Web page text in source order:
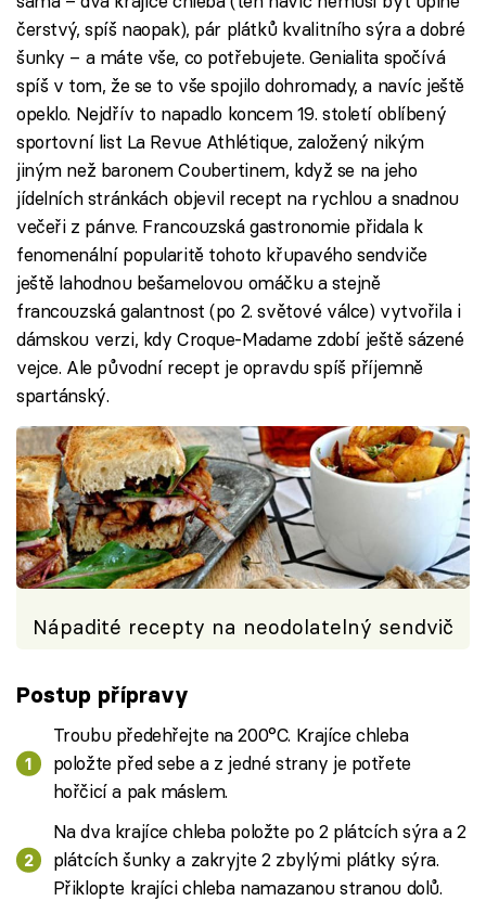
čerstvý, spíš naopak), pár plátků kvalitního sýra a dobré
šunky – a máte vše, co potřebujete. Genialita spočívá
spíš v tom, že se to vše spojilo dohromady, a navíc ještě
opeklo. Nejdřív to napadlo koncem 19. století oblíbený
sportovní list La Revue Athlétique, založený nikým
jiným než baronem Coubertinem, když se na jeho
jídelních stránkách objevil recept na rychlou a snadnou
večeři z pánve. Francouzská gastronomie přidala k
fenomenální popularitě tohoto křupavého sendviče
ještě lahodnou bešamelovou omáčku a stejně
francouzská galantnost (po 2. světové válce) vytvořila i
dámskou verzi, kdy Croque-Madame zdobí ještě sázené
vejce. Ale původní recept je opravdu spíš příjemně
spartánský.
Nápadité recepty na neodolatelný sendvič
Postup přípravy
Troubu předehřejte na 200°C. Krajíce chleba
položte před sebe a z jedné strany je potřete
hořčicí a pak máslem.
Na dva krajíce chleba položte po 2 plátcích sýra a 2
plátcích šunky a zakryjte 2 zbylými plátky sýra.
Přiklopte krajíci chleba namazanou stranou dolů.